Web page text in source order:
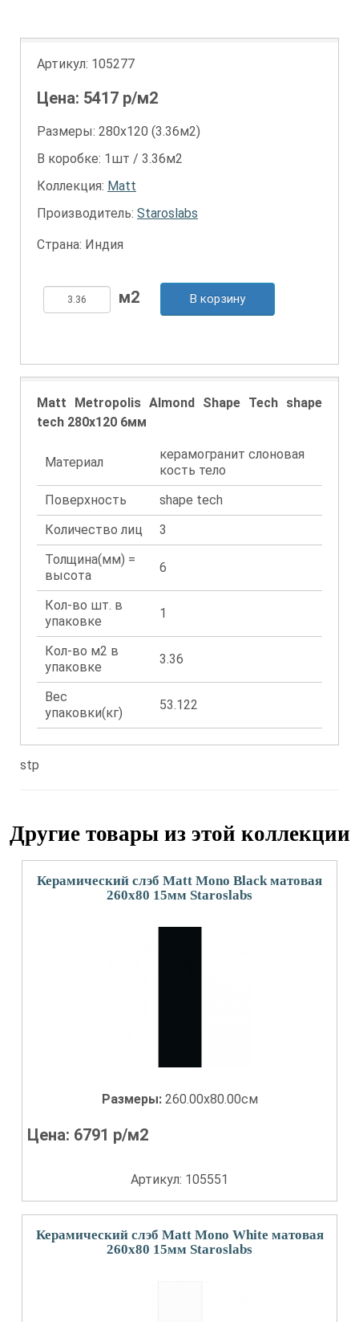
Артикул: 105277
Цена: 5417 р/м2
Размеры: 280х120 (3.36м2)
В коробке: 1шт / 3.36м2
Коллекция: Matt
Производитель: Staroslabs
Страна: Индия
В корзину
Matt Metropolis Almond Shape Tech shape
tech 280x120 6мм
Материал
керамогранит слоновая
кость тело
Поверхность
shape tech
Количество лиц
3
Толщина(мм) =
высота
6
Кол-во шт. в
упаковке
1
Кол-во м2 в
упаковке
3.36
Вес
упаковки(кг)
53.122
stp
Другие товары из этой коллекции
Керамический слэб Matt Mono Black матовая
260x80 15мм Staroslabs
Размеры: 260.00x80.00см
Цена: 6791 р/м2
Артикул: 105551
Керамический слэб Matt Mono White матовая
260x80 15мм Staroslabs